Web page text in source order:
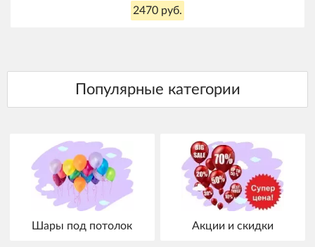
2470 руб.
Шары под потолок Акции и скидки